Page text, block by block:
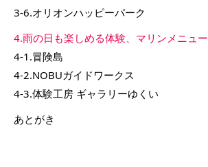
3-6.オリオンハッピーパーク
4.雨の日も楽しめる体験、マリンメニュー
4-1.冒険島
4-2.NOBUガイドワークス
4-3.体験工房 ギャラリーゆくい
あとがき